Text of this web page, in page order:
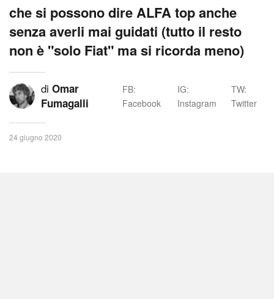
che si possono dire ALFA top anche
senza averli mai guidati (tutto il resto
non è "solo Fiat" ma si ricorda meno)
di Omar
Fumagalli
FB:
Facebook
IG:
Instagram
TW:
Twitter
24 giugno 2020